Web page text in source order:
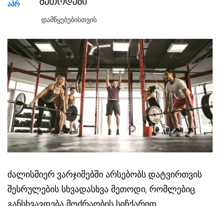
ᲐᲞᲠ
მეთოდები
Დამწყებებისთვის
ძალისმიერ ვარჯიშებში არსებობს დატვირთვის
შესრულების სხვადასხვა მეთოდი, რომლებიც